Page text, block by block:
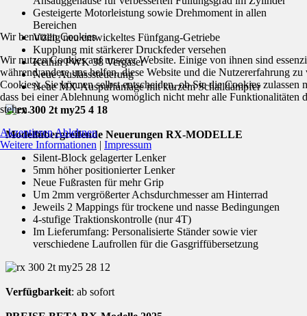
Gesteigerte Motorleistung sowie Drehmoment in allen
Bereichen
Völlig neu entwickeltes Fünfgang-Getriebe
Kupplung mit stärkerer Druckfeder versehen
Keihin PWK 38 Vergaser
Neue Auslasssteuerung
Neue MX-Auspuffanlage mit kurzem Schalldämpfer
Modellübergreifende Neuerungen RX-MODELLE
Silent-Block gelagerter Lenker
5mm höher positionierter Lenker
Neue Fußrasten für mehr Grip
Um 2mm vergrößerter Achsdurchmesser am Hinterrad
Jeweils 2 Mappings für trockene und nasse Bedingungen
4-stufige Traktionskontrolle (nur 4T)
Im Lieferumfang: Personalisierte Ständer sowie vier
verschiedene Laufrollen für die Gasgriffübersetzung
Verfügbarkeit: ab sofort
Wir benutzen Cookies
Wir nutzen Cookies auf unserer Website. Einige von ihnen sind
während andere uns helfen, diese Website und die Nutzererfahrung zu
Cookies). Sie können selbst entscheiden, ob Sie die Cookies zulassen
dass bei einer Ablehnung womöglich nicht mehr alle Funktionalitäten
stehen.
AkzeptierenAblehnen
Weitere Informationen | Impressum